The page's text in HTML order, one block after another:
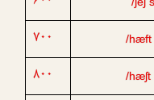
۷۰۰
/hæft
۸۰۰
/